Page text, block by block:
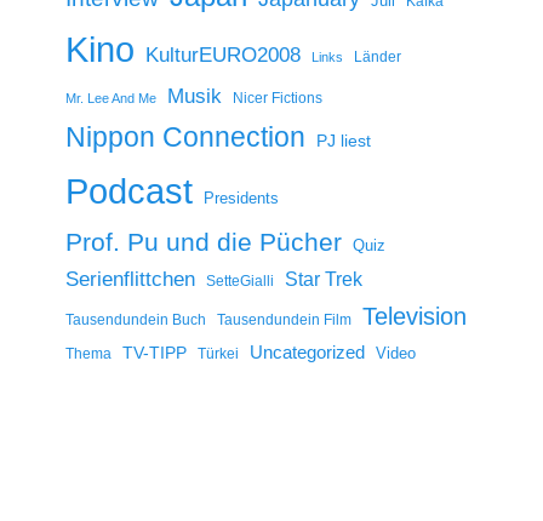
Kino KulturEURO2008 Links Länder
Mr. Lee And Me Musik Nicer Fictions
Nippon Connection PJ liest
Podcast Presidents
Prof. Pu und die Pücher Quiz
Serienflittchen SetteGialli Star Trek
Tausendundein Buch Tausendundein Film Television
Thema TV-TIPP Türkei Uncategorized Video